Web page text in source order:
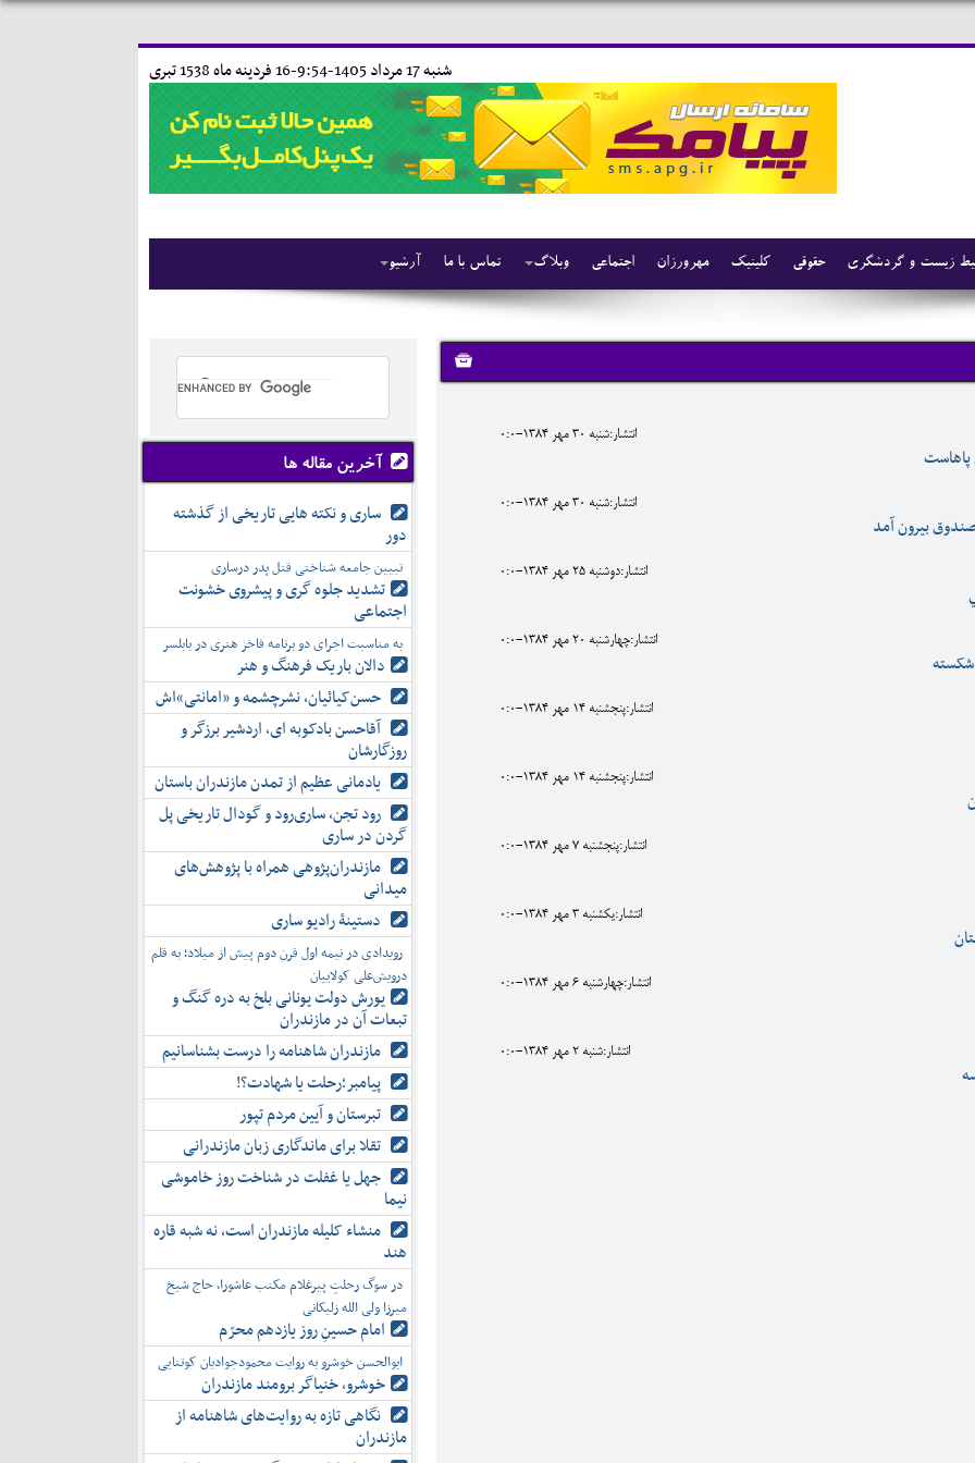
16 فردينه ماه 1538 تبری شنبه 17 مرداد 1405-9:54-
آرشیو تماس با ما وبلاگ اجتماعی مهرورزان کلینیک حقوقی زیست و گردشگری
انتشار:شنبه 30 مهر 1384-0:0
پاهاست
انتشار:شنبه 30 مهر 1384-0:0
بيرون آمد
انتشار:دوشنبه 25 مهر 1384-0:0
انتشار:چهارشنبه 20 مهر 1384-0:0
انتشار:پنجشنبه 14 مهر 1384-0:0
انتشار:پنجشنبه 14 مهر 1384-0:0
انتشار:پنجشنبه 7 مهر 1384-0:0
انتشار:يکشنبه 3 مهر 1384-0:0
انتشار:چهارشنبه 6 مهر 1384-0:0
انتشار:شنبه 2 مهر 1384-0:0
آخرین مقاله ها
ساری و نکته هایی تاریخی از گذشته
دور
تبیین جامعه شناختی قتل پدر درساری
تشدید جلوه‌ گری و پیشروی خشونت
اجتماعی
به مناسبت اجرای دو برنامه فاخر هنری در بابلسر
دالان باریک فرهنگ و هنر
حسن‌کیائیان، نشرچشمه و «امانتی»اش
آقاحسن بادکوبه ای، اردشیر برزگر و
روزگارشان
یادمانی عظیم از تمدن مازندران باستان
رود تجن، ساری‌رود و گودال تاریخی پل
گردن در ساری
مازندران‌پژوهی همراه با پژوهش‌های
میدانی
دستینۀ رادیو ساری
رویدادی در نیمه اول قرن دوم پیش از میلاد؛ به قلم
درویش‌علی کولاییان
یورش دولت یونانی بلخ به دره گنگ و
تبعات آن در مازندران
مازندران شاهنامه را درست بشناسانیم
پیامبر؛رحلت یا شهادت؟!
تبرستان و آیین مردم تپور
تقلا برای ماندگاری زبان مازندرانی
جهل یا غفلت در شناخت روز خاموشی
نیما
منشاء کلیله مازندران است، نه شبه قاره
هند
در سوگ رحلتِ پیرغلام مکتب عاشورا، حاج شیخ
میرزا ولی الله زلیکانی
امام حسینِ روز یازدهم محرّم
ابوالحسن خوشرو به روایت محمودجوادیان کوتنایی
خوشرو، خنياگر برومند مازندران
نگاهی تازه به روایت‌های شاهنامه از
مازندران